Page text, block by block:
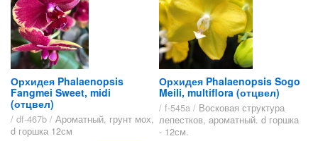
Орхидея Phalaenopsis
Fangmei Sweet, midi
(отцвел)
/ df-467b / Ароматный, грунт мох,
d горшка 12см
Орхидея Phalaenopsis Sogo
Meili, multiflora (отцвел)
/ f-545a / Восковая структура
лепестков, ароматный. d горшка
- 12см.